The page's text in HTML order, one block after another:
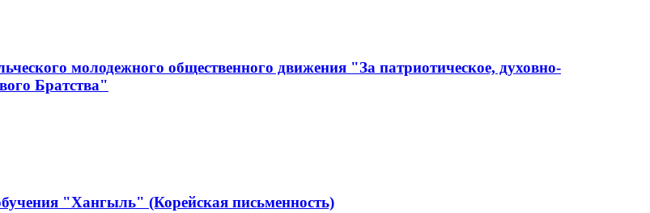
молодежного общественного движения "За патриотическое, духовно-
Братства"
"Хангыль" (Корейская письменность)